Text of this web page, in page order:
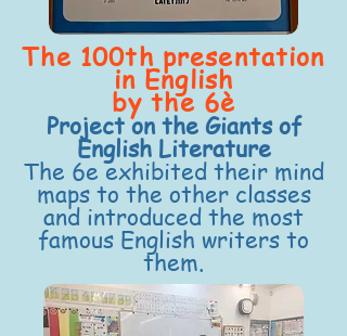
The 100th presentation
in English
by the 6è
Project on the Giants of
English Literature
The 6e exhibited their mind
maps to the other classes
and introduced the most
famous English writers to
them.